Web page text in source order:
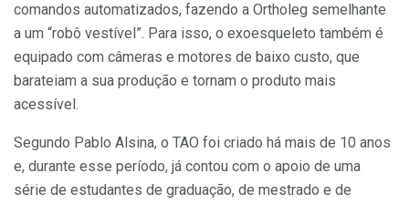
comandos automatizados, fazendo a Ortholeg semelhante
a um “robô vestível”. Para isso, o exoesqueleto também é
equipado com câmeras e motores de baixo custo, que
barateiam a sua produção e tornam o produto mais
acessível.
Segundo Pablo Alsina, o TAO foi criado há mais de 10 anos
e, durante esse período, já contou com o apoio de uma
série de estudantes de graduação, de mestrado e de